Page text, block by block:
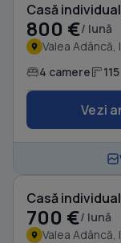
800 €/ lună
Valea Adâncă,
4 camere
Vezi
700 €/ lună
Valea Adâncă,